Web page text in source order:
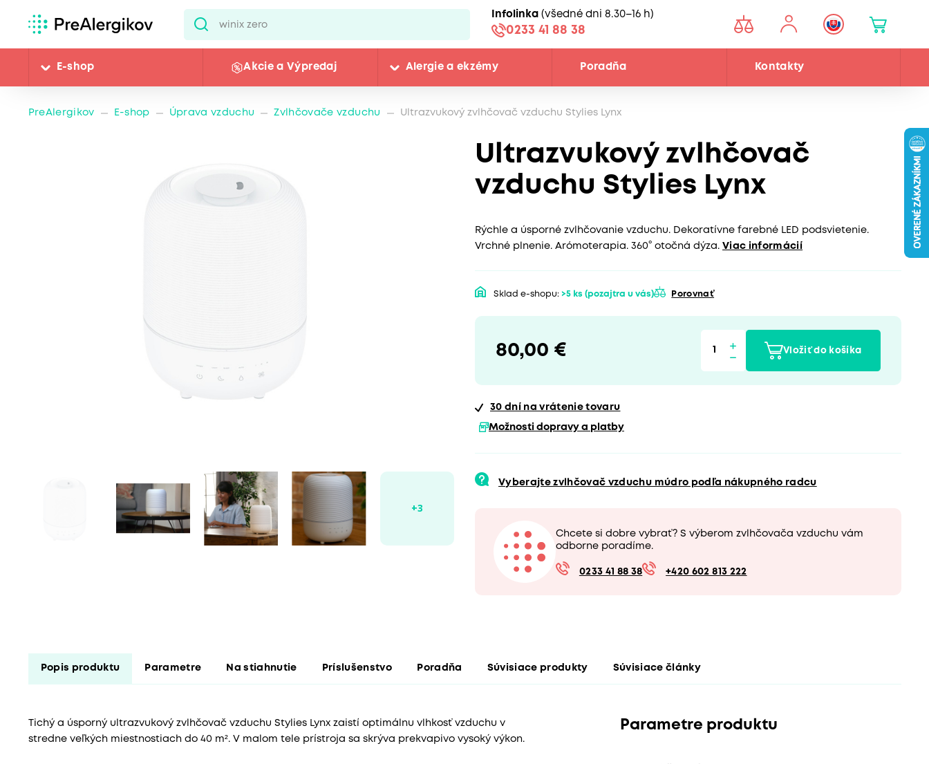
Infolinka (všedné dni 8.30–16 h)
0233 41 88 38
E-shop Akcie a Výpredaj Alergie a ekzémy Poradňa Kontakty
PreAlergikov E-shop Úprava vzduchu Zvlhčovače vzduchu Ultrazvukový zvlhčovač vzduchu Stylies Lynx
Ultrazvukový zvlhčovač
vzduchu Stylies Lynx
Rýchle a úsporné zvlhčovanie vzduchu. Dekoratívne farebné LED podsvietenie.
Vrchné plnenie. Arómoterapia. 360° otočná dýza. Viac informácií
Sklad e-shopu: >5 ks (pozajtra u vás) Porovnať
80,00 € Vložiť do košíka
30 dní na vrátenie tovaru
Možnosti dopravy a platby
Vyberajte zvlhčovač vzduchu múdro podľa nákupného radcu
Chcete si dobre vybrať? S výberom zvlhčovača vzduchu vám
odborne poradíme.
0233 41 88 38 +420 602 813 222
Popis produktu Parametre Na stiahnutie Príslušenstvo Poradňa Súvisiace produkty Súvisiace články
Tichý a úsporný ultrazvukový zvlhčovač vzduchu Stylies Lynx zaistí optimálnu vlhkosť vzduchu v
stredne veľkých miestnostiach do 40 m². V malom tele prístroja sa skrýva prekvapivo vysoký výkon.
Parametre produktu